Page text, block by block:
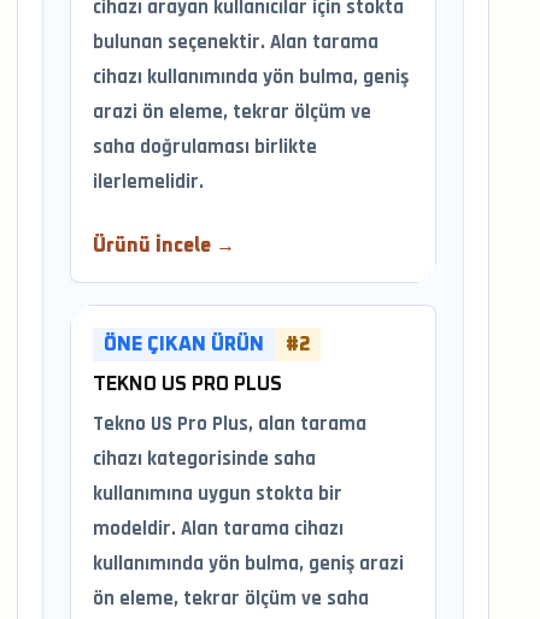
cihazı arayan kullanıcılar için stokta
bulunan seçenektir. Alan tarama
cihazı kullanımında yön bulma, geniş
arazi ön eleme, tekrar ölçüm ve
saha doğrulaması birlikte
ilerlemelidir.
Ürünü İncele →
ÖNE ÇIKAN ÜRÜN #2
TEKNO US PRO PLUS
Tekno US Pro Plus, alan tarama
cihazı kategorisinde saha
kullanımına uygun stokta bir
modeldir. Alan tarama cihazı
kullanımında yön bulma, geniş arazi
ön eleme, tekrar ölçüm ve saha